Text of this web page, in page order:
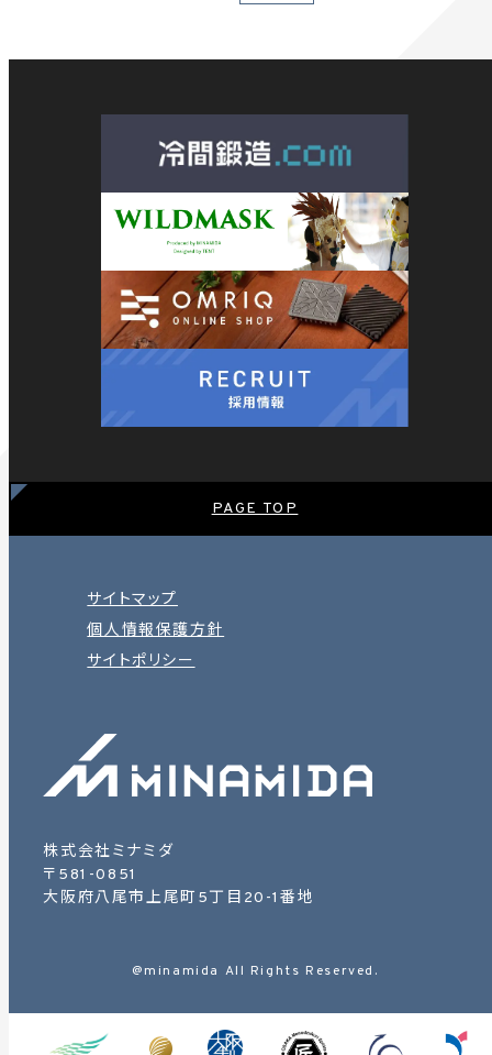
PAGE TOP
株式会社ミナミダ
〒581-0851
大阪府八尾市上尾町5丁目20-1番地
@minamida All Rights Reserved.
サイトマップ
個人情報保護方針
サイトポリシー